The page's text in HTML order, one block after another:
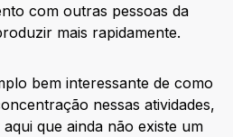
com outras pessoas da
mais rapidamente.
bem interessante de como
nessas atividades,
que ainda não existe um